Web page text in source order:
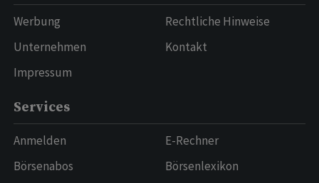
Werbung
Unternehmen
Impressum
Rechtliche Hinweise
Kontakt
Services
Anmelden
Börsenabos
E-Rechner
Börsenlexikon